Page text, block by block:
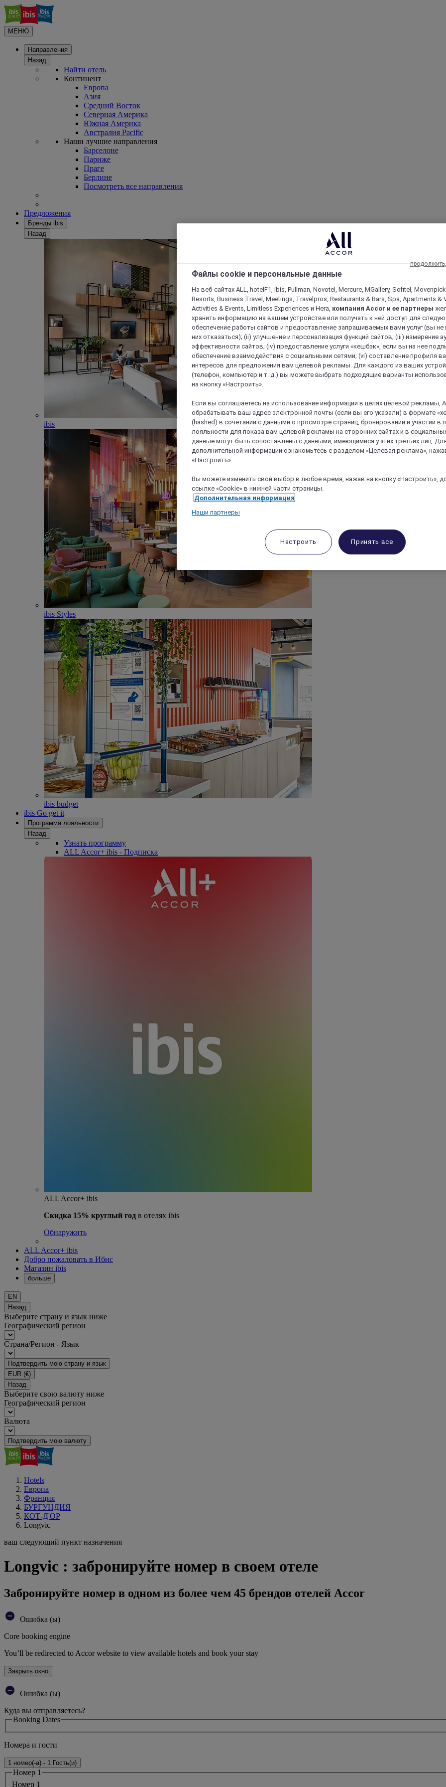
МЕНЮ
Направления
Назад
Найти отель
Континент
Европа
Азия
Средний Восток
Северная Америка
Южная Америка
Австралия Pacific
Наши лучшие направления
Барселоне
Париже
Праге
Берлине
Посмотреть все направления
Предложения
Бренды ibis
Назад
ibis
ibis Styles
ibis budget
ibis Go get it
Программа лояльности
Назад
Узнать программу
ALL Accor+ ibis - Подписка
ALL Accor+ ibis
Скидка 15% круглый год в отелях ibis
Обнаружить
ALL Accor+ ibis
Добро пожаловать в Ибис
Магазин ibis
больше
EN
Назад
Выберите страну и язык ниже
Географический регион
Страна/Регион - Язык
Подтвердить мою страну и язык
EUR (€)
Назад
Выберите свою валюту ниже
Географический регион
Валюта
Подтвердить мою валюту
Hotels
Европа
Франция
БУРГУНДИЯ
КОТ-Д'ОР
Longvic
ваш следующий пункт назначения
Longvic : забронируйте номер в своем отеле
Забронируйте номер в одном из более чем 45 брендов отелей Accor
Ошибка (ы)
Core booking engine
You’ll be redirected to Accor website to view available hotels and book your stay
Закрыть окно
Ошибка (ы)
Куда вы отправляетесь?
Booking Dates
Номера и гости
1 номер(-а) - 1 Гость(и)
Номер 1
Номер 1
Файлы cookie и персональные данные
На веб-сайтах ALL, hotelF1, ibis, Pullman, Novotel, Mercure, MGallery, Sofitel,
Resorts, Business Travel, Meetings, Travelpros, Restaurants & Bars, Spa, Apartments &
Activities & Events, Limitless Experiences и Hera, компания Accor и ее партнеры
хранить информацию на вашем устройстве или получать к ней доступ для
обеспечение работы сайтов и предоставление запрашиваемых вами услуг (вы
них отказаться); (ii) улучшение и персонализация функций сайтов; (iii) измерение
эффективности сайтов; (iv) предоставление услуги «кешбэк», если вы на нее
обеспечение взаимодействия с социальными сетями; (vi) составление профиля
интересов для предложения вам целевой рекламы. Для каждого из ваших
(телефон, компьютер и т. д.) вы можете выбрать подходящие варианты
на кнопку «Настроить».
Если вы соглашаетесь на использование информации в целях целевой рекламы,
обрабатывать ваш адрес электронной почты (если вы его указали) в формате
(hashed) в сочетании с данными о просмотре страниц, бронировании и участии в
лояльности для показа вам целевой рекламы на сторонних сайтах и в
данные могут быть сопоставлены с данными, имеющимися у этих третьих лиц.
дополнительной информации ознакомьтесь с разделом «Целевая реклама»,
«Настроить».
Вы можете изменить свой выбор в любое время, нажав на кнопку «Настроить»,
ссылке «Cookie» в нижней части страницы.
Дополнительная информация
Наши партнеры
Настроить Принять все